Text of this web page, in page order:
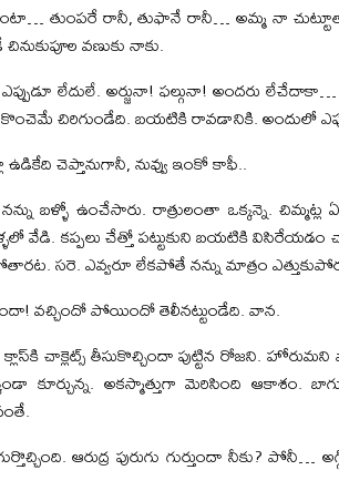
తుంపరే రానీ, తుఫానే రానీ… అమ్మ నా
వణుకు నాకు.
లేదులే. అర్జునా! ఫల్గునా! అందరు
చిరిగుండేది. బయటికి రావడానికి. అందులో
ఉడికేది చెప్తానుగానీ, నువ్వు ఇంకో కాఫీ..
బళ్ళో ఉంచేసారు. రాత్రులంతా ఒక్కన్నె.
వేడి. కప్పలు చేత్తో పట్టుకుని బయటికి
సరె. ఎవ్వరూ లేకపోతే నన్ను మాత్రం
వచ్చిందో పోయిందో తెలీనట్టుండేది. వాన.
చాక్లెట్స్ తీసుకొచ్చిందా పుట్టిన రోజని. హోరుమని
కూర్చున్న. అకస్మాత్తుగా మెరిసింది ఆకాశం.
ఆరుద్ర పురుగు గుర్తుందా నీకు?